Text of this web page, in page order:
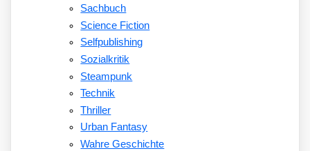
Sachbuch
Science Fiction
Selfpublishing
Sozialkritik
Steampunk
Technik
Thriller
Urban Fantasy
Wahre Geschichte